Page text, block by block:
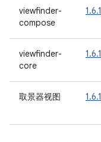
viewfinder-
compose
1.6.1
viewfinder-
core
1.6.1
取景器视图 1.6.1